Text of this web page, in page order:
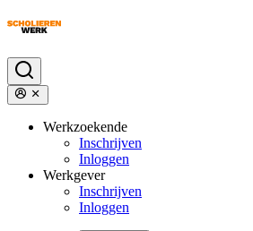
Werkzoekende
Inschrijven
Inloggen
Werkgever
Inschrijven
Inloggen